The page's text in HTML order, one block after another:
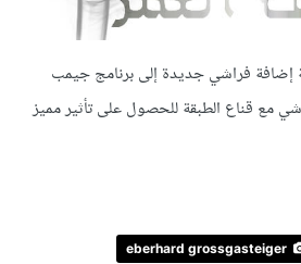
إضافة فراشي جديدة إلى برنامج جيمب
مع قناع الطبقة للحصول على تأثير مميز
eberhard grossgasteiger